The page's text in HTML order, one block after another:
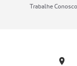
Trabalhe Conosco